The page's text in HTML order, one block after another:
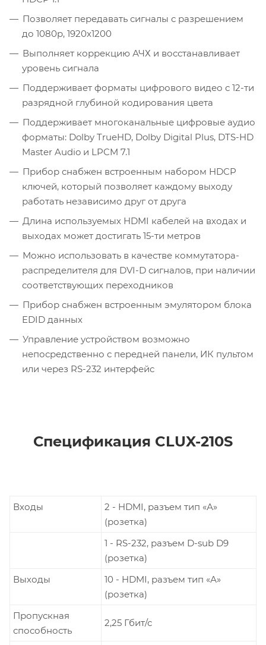
Позволяет передавать сигналы с разрешением
до 1080p, 1920x1200
Выполняет коррекцию АЧХ и восстанавливает
уровень сигнала
Поддерживает форматы цифрового видео с 12-ти
разрядной глубиной кодирования цвета
Поддерживает многоканальные цифровые аудио
форматы: Dolby TrueHD, Dolby Digital Plus, DTS-HD
Master Audio и LPCM 7.1
Прибор снабжен встроенным набором HDCP
ключей, который позволяет каждому выходу
работать независимо друг от друга
Длина используемых HDMI кабелей на входах и
выходах может достигать 15-ти метров
Можно использовать в качестве коммутатора-
распределителя для DVI-D сигналов, при наличии
соответствующих переходников
Прибор снабжен встроенным эмулятором блока
EDID данных
Управление устройством возможно
непосредственно с передней панели, ИК пультом
или через RS-232 интерфейс
Спецификация CLUX-210S
Входы
2 - HDMI, разъем тип «А»
(розетка)
1 - RS-232, разъем D-sub D9
(розетка)
Выходы
10 - HDMI, разъем тип «А»
(розетка)
Пропускная
способность
2,25 Гбит/с